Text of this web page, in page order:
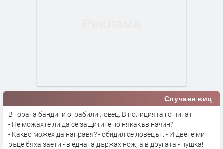
Случаен виц
В гората бандити ограбили ловец. В полицията го питат:
- Не можахте ли да се защитите по някакъв начин?
- Какво можех да направя? - обидил се ловецът. - И двете ми
ръце бяха заети - в едната държах нож, а в другата - пушка!